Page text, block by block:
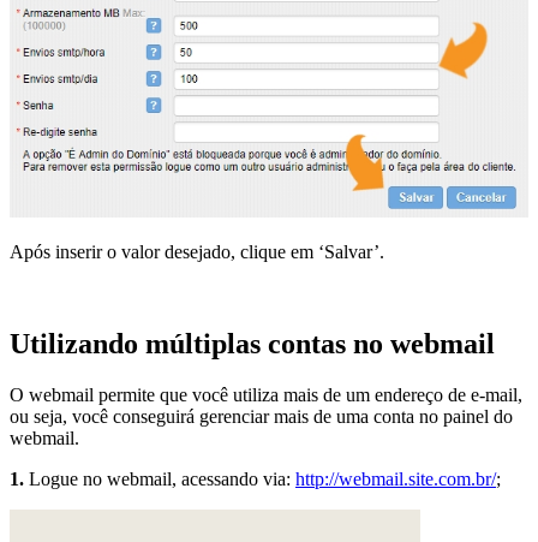
Após inserir o valor desejado, clique em ‘Salvar’.
Utilizando múltiplas contas no webmail
O webmail permite que você utiliza mais de um endereço de e-mail,
ou seja, você conseguirá gerenciar mais de uma conta no painel do
webmail.
1. Logue no webmail, acessando via: http://webmail.site.com.br/;